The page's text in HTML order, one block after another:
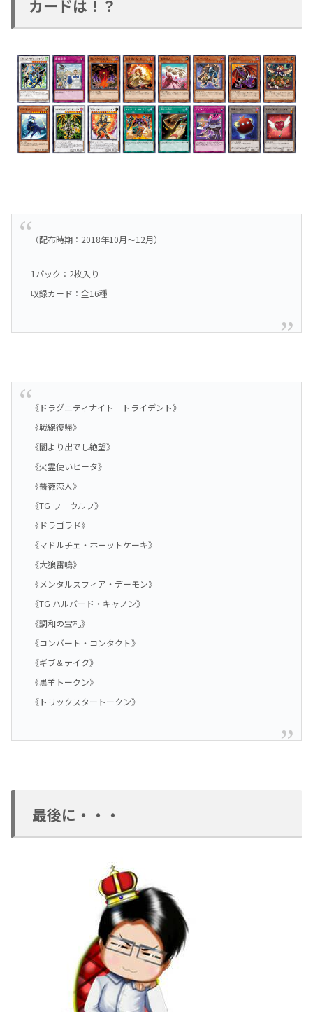
カードは！？
（配布時期：2018年10月～12月）
1パック：2枚入り
収録カード：全16種
《ドラグニティナイト－トライデント》
《戦線復帰》
《闇より出でし絶望》
《火霊使いヒータ》
《薔薇恋人》
《TG ワ―ウルフ》
《ドラゴラド》
《マドルチェ・ホーットケーキ》
《大狼雷鳴》
《メンタルスフィア・デーモン》
《TG ハルバード・キャノン》
《調和の宝札》
《コンバート・コンタクト》
《ギブ＆テイク》
《黒羊トークン》
《トリックスタートークン》
最後に・・・